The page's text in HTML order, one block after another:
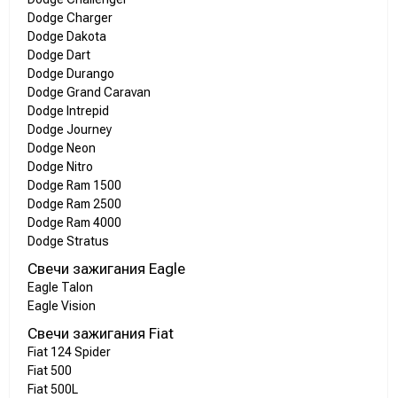
Dodge Charger
Dodge Dakota
Dodge Dart
Dodge Durango
Dodge Grand Caravan
Dodge Intrepid
Dodge Journey
Dodge Neon
Dodge Nitro
Dodge Ram 1500
Dodge Ram 2500
Dodge Ram 4000
Dodge Stratus
Свечи зажигания Eagle
Eagle Talon
Eagle Vision
Свечи зажигания Fiat
Fiat 124 Spider
Fiat 500
Fiat 500L